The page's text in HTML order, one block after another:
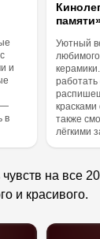
и
—
в
Уютный
работать
красками
также
лёгкими
на все
и красивого.